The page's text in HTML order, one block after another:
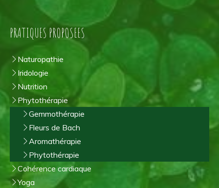
PRATIQUES PROPOSEES
Naturopathie
Iridologie
Nutrition
Phytothérapie
Gemmothérapie
Fleurs de Bach
Aromathérapie
Phytothérapie
Cohérence cardiaque
Yoga